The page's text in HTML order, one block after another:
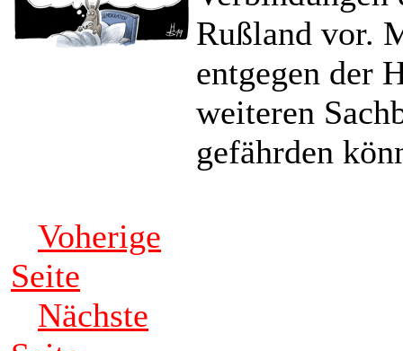
Rußland vor.
entgegen der
weiteren
gefährden
Voherige
Seite
Nächste